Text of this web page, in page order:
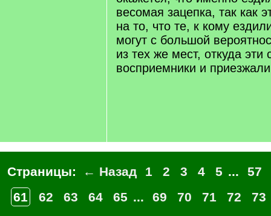
весомая зацепка, так как
на то, что те, к кому
могут с большой
из тех же мест, откуда эти
восприемники и
Страницы: ← Назад 1 2 3 4 5 ...
57
61
62 63 64 65 ... 69 70 71 72 73